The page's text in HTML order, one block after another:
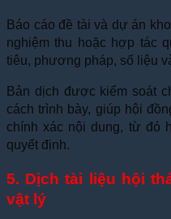
Báo cáo đề tài và dự án
nghiệm thu hoặc hợp tác
tiêu, phương pháp, số liệu
Bản dịch được kiểm soát
cách trình bày, giúp hội
chính xác nội dung, từ đó
quyết định.
5. Dịch tài liệu hội
vật lý